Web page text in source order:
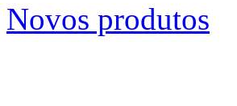
Novos produtos